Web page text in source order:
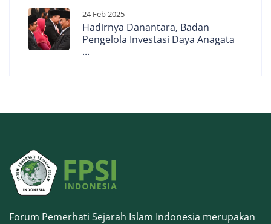
24 Feb 2025
Hadirnya Danantara, Badan
Pengelola Investasi Daya Anagata
...
Forum Pemerhati Sejarah Islam Indonesia merupakan